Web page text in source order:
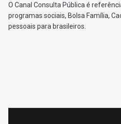
O Canal Consulta Pública é
programas sociais, Bolsa Família,
pessoais para brasileiros.